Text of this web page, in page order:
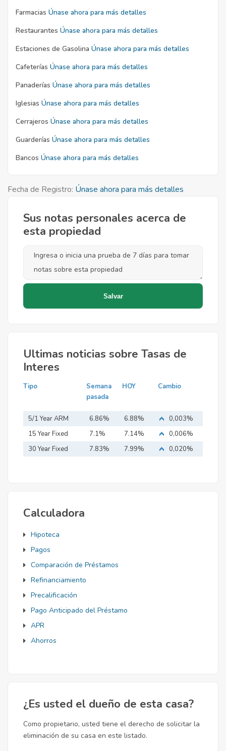
Farmacias Únase ahora para más detalles
Restaurantes Únase ahora para más detalles
Estaciones de Gasolina Únase ahora para más detalles
Cafeterías Únase ahora para más detalles
Panaderías Únase ahora para más detalles
Iglesias Únase ahora para más detalles
Cerrajeros Únase ahora para más detalles
Guarderías Únase ahora para más detalles
Bancos Únase ahora para más detalles
Fecha de Registro: Únase ahora para más detalles
Sus notas personales acerca de
esta propiedad
Ultimas noticias sobre Tasas de
Interes
Tipo
Semana
pasada
HOY Cambio
5/1 Year ARM 6.86% 6.88%
0,003%
15 Year Fixed
Mortgage
7.1% 7.14%
0,006%
30 Year Fixed
7.83% 7.99% 0,020%
Calculadora
Hipoteca
Pagos
Comparación de Préstamos
Refinanciamiento
Precalificación
Pago Anticipado del Préstamo
APR
Ahorros
¿Es usted el dueño de esta casa?
Como propietario, usted tiene el derecho de solicitar la
eliminación de su casa en este listado.